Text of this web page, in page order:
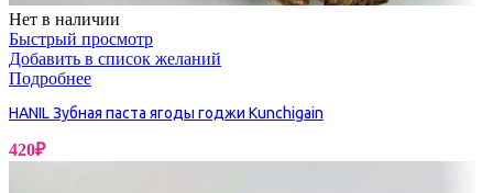
Нет в наличии
Быстрый просмотр
Добавить в список желаний
Подробнее
HANIL Зубная паста ягоды годжи Kunchigain
420₽